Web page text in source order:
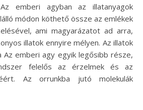
emberi agyban az illatanyagok
módon köthető össze az emlékek
ami magyarázatot ad arra,
illatok ennyire mélyen. Az illatok
Az emberi agy egyik legősibb része,
felelős az érzelmek és az
Az orrunkba jutó molekulák